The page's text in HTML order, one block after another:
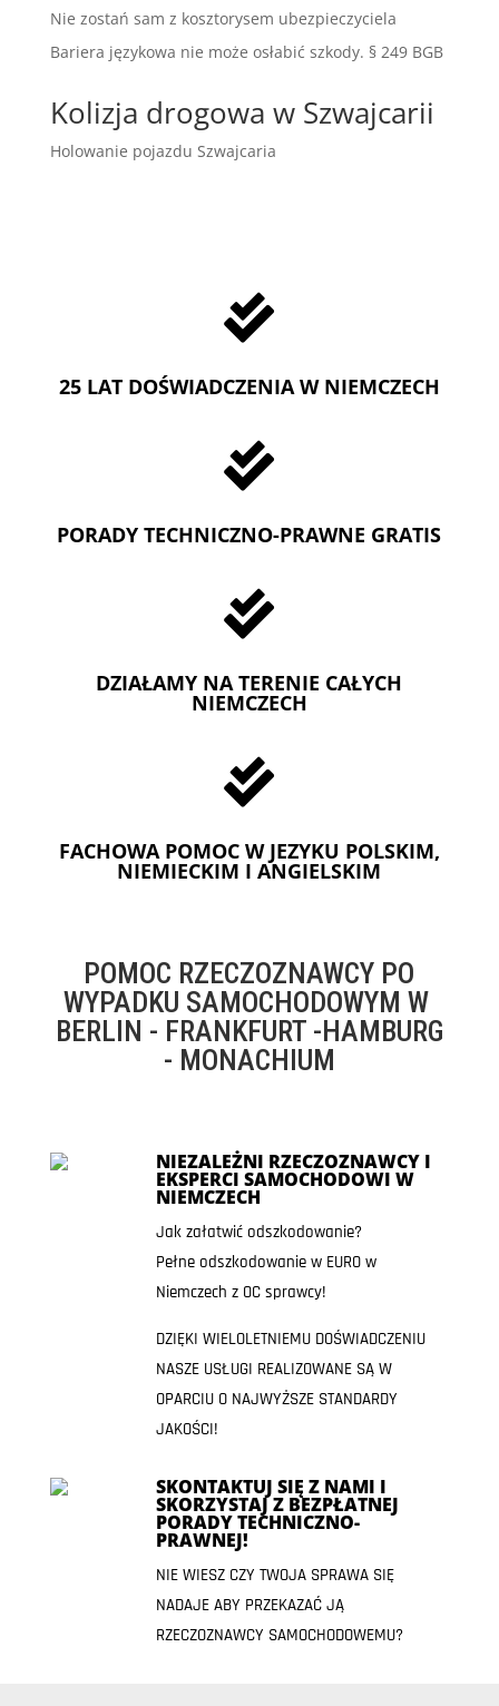
Nie zostań sam z kosztorysem ubezpieczyciela
Bariera językowa nie może osłabić szkody. § 249 BGB
Kolizja drogowa w Szwajcarii
Holowanie pojazdu Szwajcaria

25 LAT DOŚWIADCZENIA W NIEMCZECH

PORADY TECHNICZNO-PRAWNE GRATIS

DZIAŁAMY NA TERENIE CAŁYCH
NIEMCZECH

FACHOWA POMOC W JEZYKU POLSKIM,
NIEMIECKIM I ANGIELSKIM
POMOC RZECZOZNAWCY PO
WYPADKU SAMOCHODOWYM W
BERLIN - FRANKFURT -HAMBURG
- MONACHIUM
NIEZALEŻNI RZECZOZNAWCY I
EKSPERCI SAMOCHODOWI W
NIEMCZECH
Jak załatwić odszkodowanie?
Pełne odszkodowanie w EURO w
Niemczech z OC sprawcy!
DZIĘKI WIELOLETNIEMU DOŚWIADCZENIU
NASZE USŁUGI REALIZOWANE SĄ W
OPARCIU O NAJWYŻSZE STANDARDY
JAKOŚCI!
SKONTAKTUJ SIĘ Z NAMI I
SKORZYSTAJ Z BEZPŁATNEJ
PORADY TECHNICZNO-
PRAWNEJ!
NIE WIESZ CZY TWOJA SPRAWA SIĘ
NADAJE ABY PRZEKAZAĆ JĄ
RZECZOZNAWCY SAMOCHODOWEMU?